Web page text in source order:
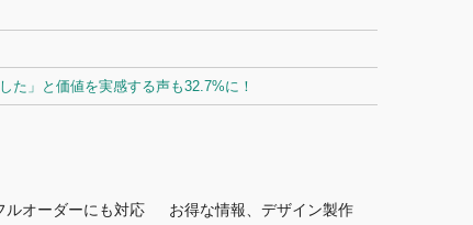
た」と価値を実感する声も32.7%に！
オーダーにも対応
お得な情報、デザイン製作